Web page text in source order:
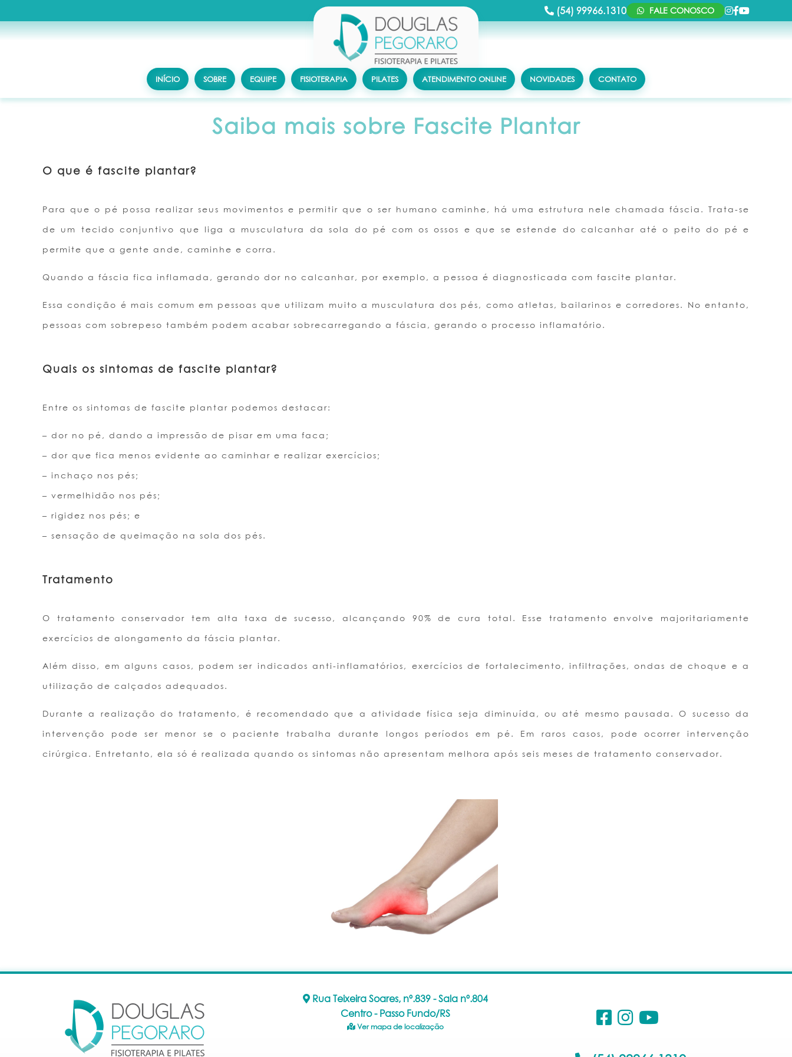
(54) 99966.1310 FALE CONOSCO
INÍCIO SOBRE EQUIPE FISIOTERAPIA PILATES ATENDIMENTO ONLINE NOVIDADES CONTATO
Saiba mais sobre Fascite Plantar
O que é fascite plantar?
Para que o pé possa realizar seus movimentos e permitir que o ser humano caminhe, há uma estrutura nele chamada fáscia. Trata-se
de um tecido conjuntivo que liga a musculatura da sola do pé com os ossos e que se estende do calcanhar até o peito do pé e
permite que a gente ande, caminhe e corra.
Quando a fáscia fica inflamada, gerando dor no calcanhar, por exemplo, a pessoa é diagnosticada com fascite plantar.
Essa condição é mais comum em pessoas que utilizam muito a musculatura dos pés, como atletas, bailarinos e corredores. No entanto,
pessoas com sobrepeso também podem acabar sobrecarregando a fáscia, gerando o processo inflamatório.
Quais os sintomas de fascite plantar?
Entre os sintomas de fascite plantar podemos destacar:
– dor no pé, dando a impressão de pisar em uma faca;
– dor que fica menos evidente ao caminhar e realizar exercícios;
– inchaço nos pés;
– vermelhidão nos pés;
– rigidez nos pés; e
– sensação de queimação na sola dos pés.
Tratamento
O tratamento conservador tem alta taxa de sucesso, alcançando 90% de cura total. Esse tratamento envolve majoritariamente
exercícios de alongamento da fáscia plantar.
Além disso, em alguns casos, podem ser indicados anti-inflamatórios, exercícios de fortalecimento, infiltrações, ondas de choque e a
utilização de calçados adequados.
Durante a realização do tratamento, é recomendado que a atividade física seja diminuída, ou até mesmo pausada. O sucesso da
intervenção pode ser menor se o paciente trabalha durante longos períodos em pé. Em raros casos, pode ocorrer intervenção
cirúrgica. Entretanto, ela só é realizada quando os sintomas não apresentam melhora após seis meses de tratamento conservador.
Rua Teixeira Soares, nº.839 - Sala nº.804
Centro - Passo Fundo/RS
Ver mapa de localização